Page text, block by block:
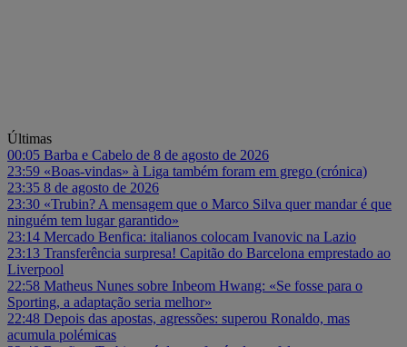
Últimas
00:05 Barba e Cabelo de 8 de agosto de 2026
23:59 «Boas-vindas» à Liga também foram em grego (crónica)
23:35 8 de agosto de 2026
23:30 «Trubin? A mensagem que o Marco Silva quer mandar é que
ninguém tem lugar garantido»
23:14 Mercado Benfica: italianos colocam Ivanovic na Lazio
23:13 Transferência surpresa! Capitão do Barcelona emprestado ao
Liverpool
22:58 Matheus Nunes sobre Inbeom Hwang: «Se fosse para o
Sporting, a adaptação seria melhor»
22:48 Depois das apostas, agressões: superou Ronaldo, mas
acumula polémicas